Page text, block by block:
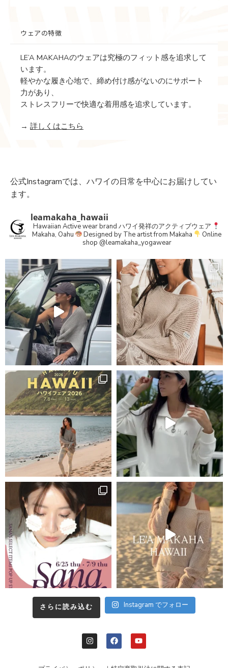
ウェアの特徴
LE’A MAKAHAのウェアは究極のフィット感を追求して
います。
軽やかな履き心地で、締め付け感がないのにサポート
力があり、
ストレスフリーで快適な着用感を追求しています。
→ 詳しくはこちら
公式Instagramでは、ハワイの日常を中心にお届けしてい
ます。
leamakaha_hawaii
Hawaiian Active wear brand ハワイ発祥のアクティブウェア
Makaha, Oahu
Designed by The artist from Makaha
Online
shop @leamakaha_yogawear
さらに読み込む Instagram でフォロー